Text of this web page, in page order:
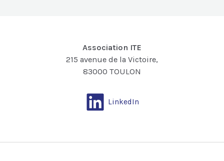
Association ITE
215 avenue de la Victoire,
83000 TOULON
LinkedIn